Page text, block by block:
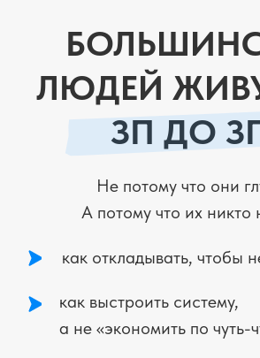
свои деньги- с минимальным стартом от
1000 ₽ и без стресса
ДЛЯ КОГО
ВЕБИНАР
Кто устал бояться за завтрашний день.
не получается, тревога не отпускает."